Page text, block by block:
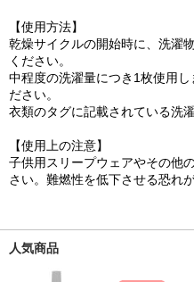
【使用方法】
乾燥サイクルの開始時に、洗濯
ください。
中程度の洗濯量につき1枚使用
ださい。
衣類のタグに記載されている洗
【使用上の注意】
子供用スリープウェアやその他
さい。難燃性を低下させる恐れ
人気商品